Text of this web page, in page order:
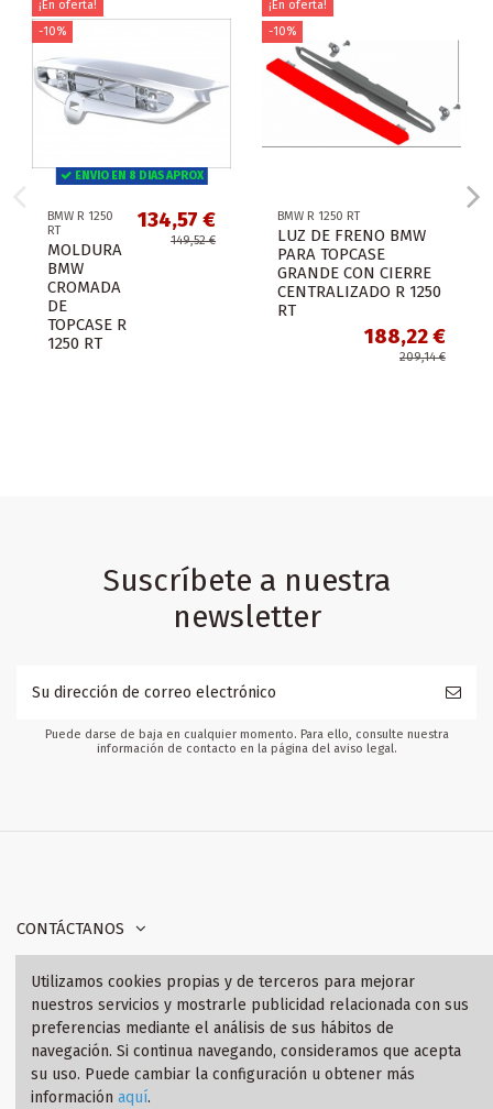
¡En oferta!
-10%
ENVIO EN 8 DIAS APROX
BMW R 1250
RT
MOLDURA
BMW
CROMADA
DE
TOPCASE R
1250 RT
134,57 €
149,52 €
¡En oferta!
-10%
BMW R 1250 RT
LUZ DE FRENO BMW
PARA TOPCASE
GRANDE CON CIERRE
CENTRALIZADO R 1250
RT
188,22 €
209,14 €
Suscríbete a nuestra
newsletter
Puede darse de baja en cualquier momento. Para ello, consulte nuestra
información de contacto en la página del aviso legal.
CONTÁCTANOS
INFORMACIÓN
SÍGANOS
Utilizamos cookies propias y de terceros para mejorar
nuestros servicios y mostrarle publicidad relacionada con sus
preferencias mediante el análisis de sus hábitos de
navegación. Si continua navegando, consideramos que acepta
su uso. Puede cambiar la configuración u obtener más
información aquí.